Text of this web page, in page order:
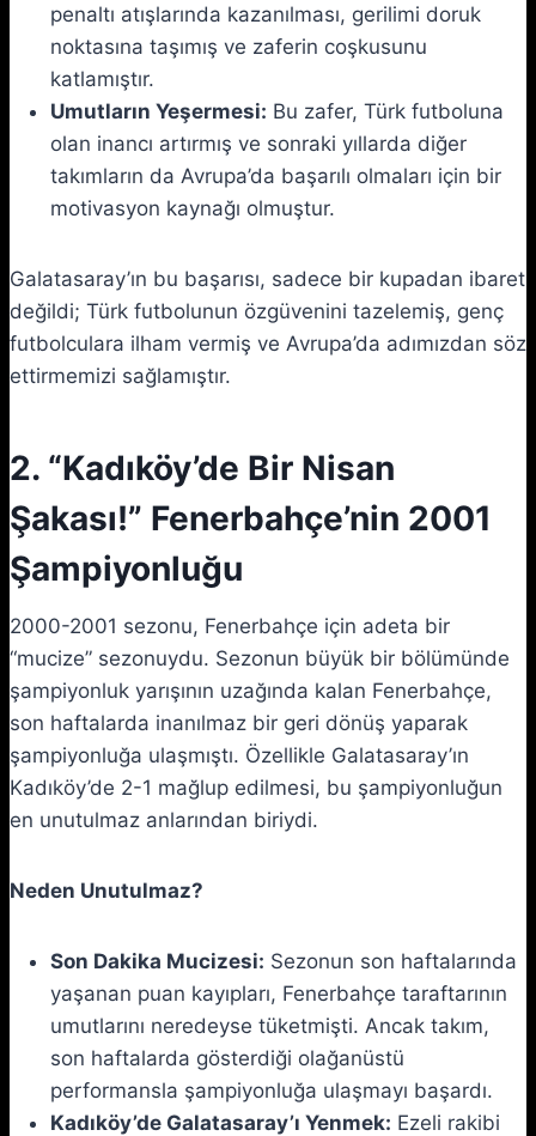
penaltı atışlarında kazanılması, gerilimi doruk
noktasına taşımış ve zaferin coşkusunu
katlamıştır.
Umutların Yeşermesi: Bu zafer, Türk futboluna
olan inancı artırmış ve sonraki yıllarda diğer
takımların da Avrupa’da başarılı olmaları için bir
motivasyon kaynağı olmuştur.
Galatasaray’ın bu başarısı, sadece bir kupadan ibaret
değildi; Türk futbolunun özgüvenini tazelemiş, genç
futbolculara ilham vermiş ve Avrupa’da adımızdan söz
ettirmemizi sağlamıştır.
2. “Kadıköy’de Bir Nisan
Şakası!” Fenerbahçe’nin 2001
Şampiyonluğu
2000-2001 sezonu, Fenerbahçe için adeta bir
“mucize” sezonuydu. Sezonun büyük bir bölümünde
şampiyonluk yarışının uzağında kalan Fenerbahçe,
son haftalarda inanılmaz bir geri dönüş yaparak
şampiyonluğa ulaşmıştı. Özellikle Galatasaray’ın
Kadıköy’de 2-1 mağlup edilmesi, bu şampiyonluğun
en unutulmaz anlarından biriydi.
Neden Unutulmaz?
Son Dakika Mucizesi: Sezonun son haftalarında
yaşanan puan kayıpları, Fenerbahçe taraftarının
umutlarını neredeyse tüketmişti. Ancak takım,
son haftalarda gösterdiği olağanüstü
performansla şampiyonluğa ulaşmayı başardı.
Kadıköy’de Galatasaray’ı Yenmek: Ezeli rakibi